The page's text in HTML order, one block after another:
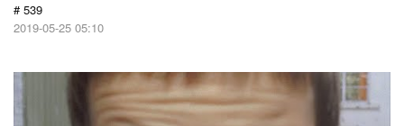
# 539
2019-05-25 05:10